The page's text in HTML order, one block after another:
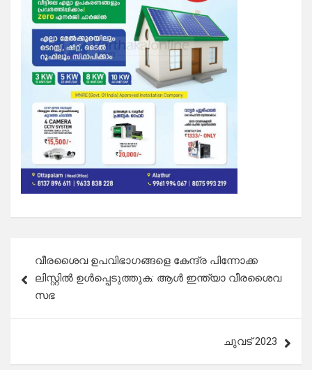
navigation
വീരശൈവ ഉപവിഭാഗങ്ങളെ കേന്ദ്ര പിന്നോക്ക
ലിസ്റ്റിൽ ഉൾപ്പെടുത്തുക: ആൾ ഇന്ത്യാ വീരശൈവ
സഭ
ചുവട് 2023